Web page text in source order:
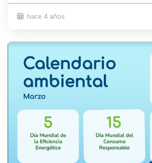
hace 4 años